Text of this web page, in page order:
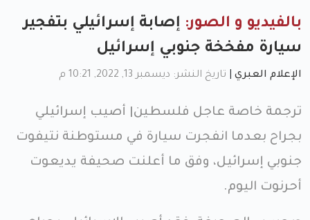
بالفيديو و الصور: إصابة إسرائيلي بتفجير
سيارة مفخخة جنوبي إسرائيل
الإعلام العبري تاريخ النشر: ديسمبر 13, 2022, 10:21 م
ترجمة خاصة عاجل فلسطين| أصيب إسرائيلي
بجراح بعدما انفجرت سيارة في مستوطنة نتيفوت
جنوبي إسرائيل، وفق ما أعلنت صحيفة يديعوت
أحرنوت اليوم.